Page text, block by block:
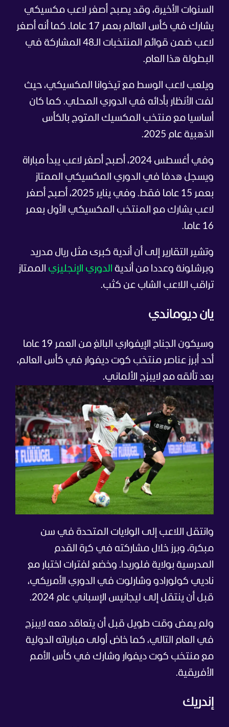
السنوات الأخيرة، وقد يصبح أصغر لاعب مكسيكي
يشارك في كأس العالم بعمر 17 عاما. كما أنه أصغر
لاعب ضمن قوائم المنتخبات الـ48 المشاركة في
البطولة هذا العام.
ويلعب لاعب الوسط مع تيخوانا المكسيكي، حيث
لفت الأنظار بأدائه في الدوري المحلي. كما كان
أساسيا مع منتخب المكسيك المتوج بالكأس
الذهبية عام 2025.
وفي أغسطس 2024، أصبح أصغر لاعب يبدأ مباراة
ويسجل هدفا في الدوري المكسيكي الممتاز
بعمر 15 عاما فقط. وفي يناير 2025، أصبح أصغر
لاعب يشارك مع المنتخب المكسيكي الأول بعمر
16 عاما.
وتشير التقارير إلى أن أندية كبرى مثل ريال مدريد
وبرشلونة وعددا من أندية الدوري الإنجليزي الممتاز
تراقب اللاعب الشاب عن كثب.
يان ديوماندي
وسيكون الجناح الإيفواري البالغ من العمر 19 عاما
أحد أبرز عناصر منتخب كوت ديفوار في كأس العالم،
بعد تألقه مع لايبزج الألماني.
وانتقل اللاعب إلى الولايات المتحدة في سن
مبكرة، وبرز خلال مشاركته في كرة القدم
المدرسية بولاية فلوريدا. وخضع لفترات اختبار مع
ناديي كولورادو وشارلوت في الدوري الأمريكي،
قبل أن ينتقل إلى ليجانيس الإسباني عام 2024.
ولم يمض وقت طويل قبل أن يتعاقد معه لايبزج
في العام التالي، كما خاض أولى مبارياته الدولية
مع منتخب كوت ديفوار وشارك في كأس الأمم
الأفريقية.
إندريك